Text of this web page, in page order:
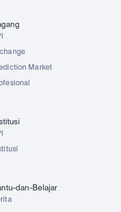
Market
dan-Belajar